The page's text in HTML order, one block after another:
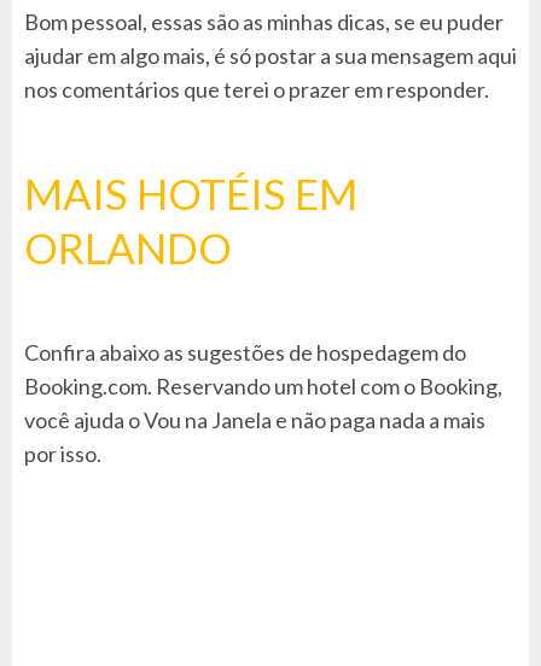
Bom pessoal, essas são as minhas dicas, se eu puder
ajudar em algo mais, é só postar a sua mensagem aqui
nos comentários que terei o prazer em responder.
MAIS HOTÉIS EM
ORLANDO
Confira abaixo as sugestões de hospedagem do
Booking.com. Reservando um hotel com o Booking,
você ajuda o Vou na Janela e não paga nada a mais
por isso.